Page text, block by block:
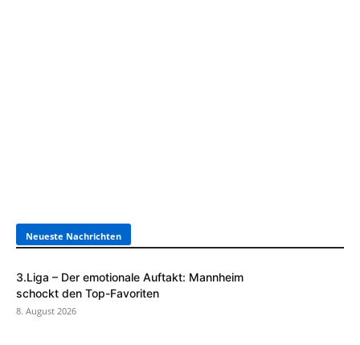
Neueste Nachrichten
3.Liga – Der emotionale Auftakt: Mannheim
schockt den Top-Favoriten
8. August 2026